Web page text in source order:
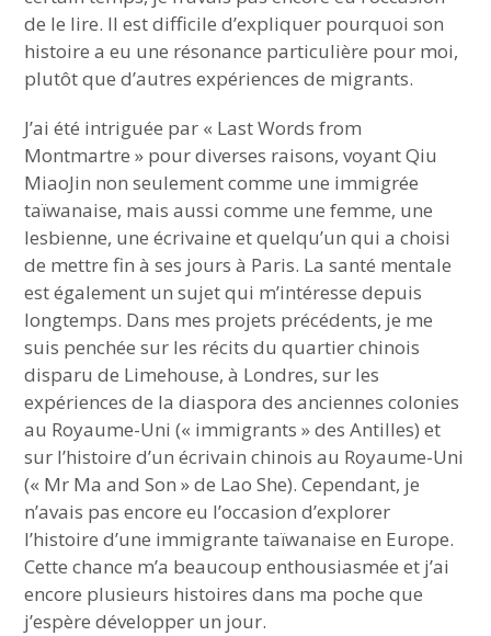
de le lire. Il est difficile d’expliquer pourquoi son
histoire a eu une résonance particulière pour moi,
plutôt que d’autres expériences de migrants.
J’ai été intriguée par « Last Words from
Montmartre » pour diverses raisons, voyant Qiu
MiaoJin non seulement comme une immigrée
taïwanaise, mais aussi comme une femme, une
lesbienne, une écrivaine et quelqu’un qui a choisi
de mettre fin à ses jours à Paris. La santé mentale
est également un sujet qui m’intéresse depuis
longtemps. Dans mes projets précédents, je me
suis penchée sur les récits du quartier chinois
disparu de Limehouse, à Londres, sur les
expériences de la diaspora des anciennes colonies
au Royaume-Uni (« immigrants » des Antilles) et
sur l’histoire d’un écrivain chinois au Royaume-Uni
(« Mr Ma and Son » de Lao She). Cependant, je
n’avais pas encore eu l’occasion d’explorer
l’histoire d’une immigrante taïwanaise en Europe.
Cette chance m’a beaucoup enthousiasmée et j’ai
encore plusieurs histoires dans ma poche que
j’espère développer un jour.